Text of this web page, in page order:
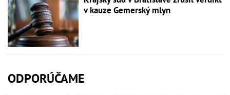
v kauze Gemerský mlyn
ODPORÚČAME